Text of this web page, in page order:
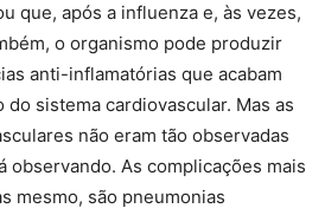
que, após a influenza e, às vezes,
o organismo pode produzir
anti-inflamatórias que acabam
sistema cardiovascular. Mas as
não eram tão observadas
observando. As complicações mais
mesmo, são pneumonias